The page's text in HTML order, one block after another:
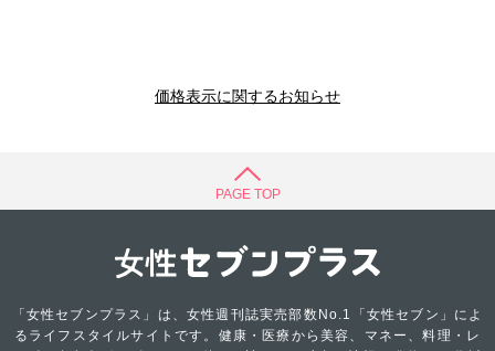
価格表示に関するお知らせ
PAGE TOP
「女性セブンプラス」は、女性週刊誌実売部数No.1「女性セブン」によ
るライフスタイルサイトです。健康・医療から美容、マネー、料理・レ